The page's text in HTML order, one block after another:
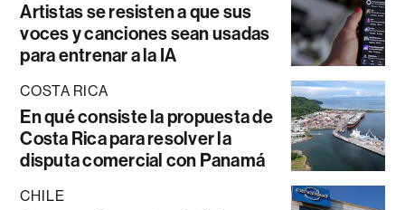
Artistas se resisten a que sus
voces y canciones sean usadas
para entrenar a la IA
COSTA RICA
En qué consiste la propuesta de
Costa Rica para resolver la
disputa comercial con Panamá
CHILE